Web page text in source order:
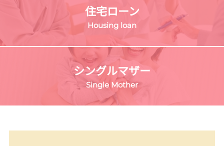
住宅ローン
Housing loan
シングルマザー
Single Mother